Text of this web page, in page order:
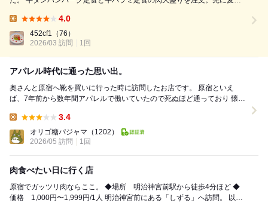
到着。 牛タンハンバーグはよくあるハンバーグとは少し違い、脂多めで
好みが分かれそう。とろける食感とオ...
4.0
452cf1 （76）
2026/03 訪問
1回
アパレル時代に通った思い出。
奥さんと原宿へ靴を買いに行った時に訪問したお店です。 原宿といえ
ば、7年前から数年間アパレルで働いていたので死ぬほど通っており 懐か
3.4
オリゴ糖パジャマ （1202）
2026/05 訪問
1回
肉食べたい日に行く店
原宿でガッツリ肉ならここ。 ◆場所 明治神宮前駅から徒歩4分ほど ◆
価格 1,000円〜1,999円/1人 明治神宮前にある「しずる」へ訪問。 以前